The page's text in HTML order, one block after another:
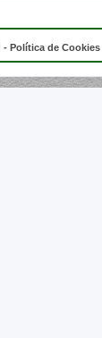
- Política de Cookies